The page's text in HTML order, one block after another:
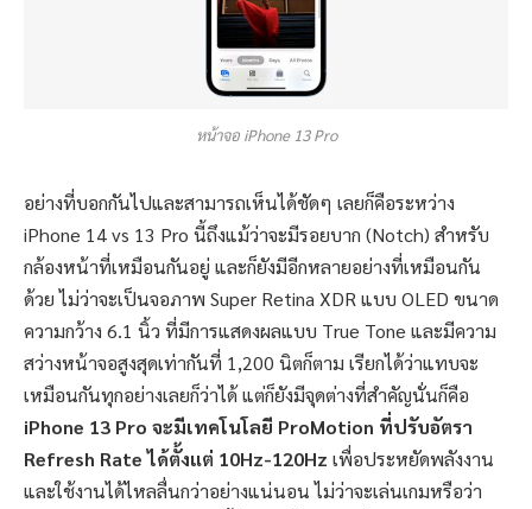
หน้าจอ iPhone 13 Pro
อย่างที่บอกกันไปและสามารถเห็นได้ชัดๆ เลยก็คือระหว่าง
iPhone 14 vs 13 Pro นี้ถึงแม้ว่าจะมีรอยบาก (Notch) สำหรับ
กล้องหน้าที่เหมือนกันอยู่ และก็ยังมีอีกหลายอย่างที่เหมือนกัน
ด้วย ไม่ว่าจะเป็นจอภาพ Super Retina XDR แบบ OLED ขนาด
ความกว้าง 6.1 นิ้ว ที่มีการแสดงผลแบบ True Tone และมีความ
สว่างหน้าจอสูงสุดเท่ากันที่ 1,200 นิตก็ตาม เรียกได้ว่าแทบจะ
เหมือนกันทุกอย่างเลยก็ว่าได้ แต่ก็ยังมีจุดต่างที่สำคัญนั่นก็คือ
iPhone 13 Pro จะมีเทคโนโลยี ProMotion ที่ปรับอัตรา
Refresh Rate ได้ตั้งแต่ 10Hz-120Hz เพื่อประหยัดพลังงาน
และใช้งานได้ไหลลื่นกว่าอย่างแน่นอน ไม่ว่าจะเล่นเกมหรือว่า